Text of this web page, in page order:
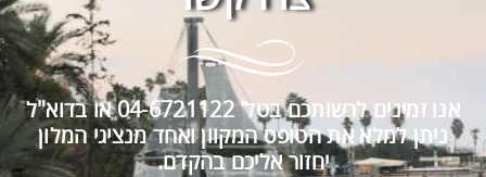
אנו זמינים לרשותכם בטל' 04-6721122 או בדוא"ל
ניתן למלא את הטופס המקוון ואחד מנציגי המלון
יחזור אליכם בהקדם.